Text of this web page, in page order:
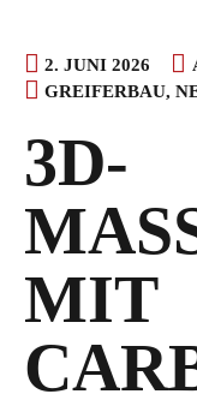
2. JUNI 2026
GREIFERBAU,
3D-
IT C